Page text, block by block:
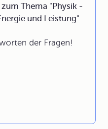
Thema "Physik -
und Leistung".
der Fragen!